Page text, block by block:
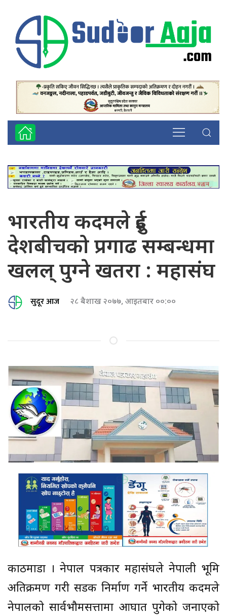
भारतीय कदमले दुई
देशबीचको प्रगाढ सम्बन्धमा
खलल् पुग्ने खतरा : महासंघ
सुदूर आज २८ बैशाख २०७७, आइतबार ००:००
काठमाडौं । नेपाल पत्रकार महासंघले नेपाली भूमि
अतिक्रमण गरी सडक निर्माण गर्ने भारतीय कदमले
नेपालको सार्वभौमसत्तामा आघात पुगेको जनाएको